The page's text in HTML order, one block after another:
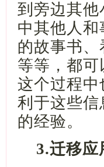
到旁边其他
中其他人
的故事书
等等，都
这个过程
利于这些
的经验。
3.迁移应